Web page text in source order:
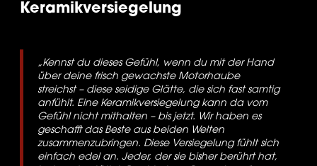
Keramikversiegelung
„Kennst du dieses Gefühl, wenn du mit der Hand
über deine frisch gewachste Motorhaube
streichst – diese seidige Glätte, die sich fast samtig
anfühlt. Eine Keramikversiegelung kann da vom
Gefühl nicht mithalten – bis jetzt. Wir haben es
geschafft das Beste aus beiden Welten
zusammenzubringen. Diese Versiegelung fühlt sich
einfach edel an. Jeder, der sie bisher berührt hat,